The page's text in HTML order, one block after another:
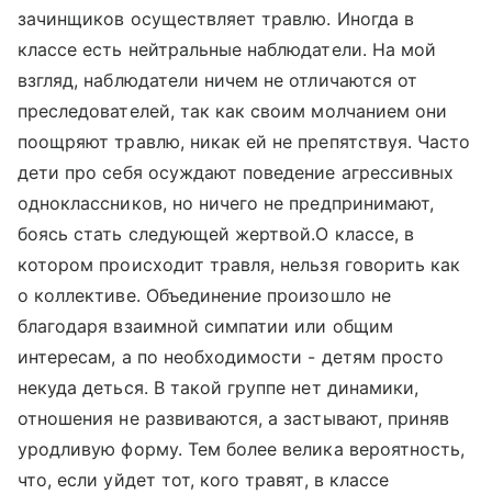
зачинщиков осуществляет травлю. Иногда в
классе есть нейтральные наблюдатели. На мой
взгляд, наблюдатели ничем не отличаются от
преследователей, так как своим молчанием они
поощряют травлю, никак ей не препятствуя. Часто
дети про себя осуждают поведение агрессивных
одноклассников, но ничего не предпринимают,
боясь стать следующей жертвой.О классе, в
котором происходит травля, нельзя говорить как
о коллективе. Объединение произошло не
благодаря взаимной симпатии или общим
интересам, а по необходимости - детям просто
некуда деться. В такой группе нет динамики,
отношения не развиваются, а застывают, приняв
уродливую форму. Тем более велика вероятность,
что, если уйдет тот, кого травят, в классе